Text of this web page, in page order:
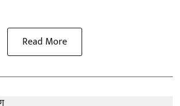
Read More